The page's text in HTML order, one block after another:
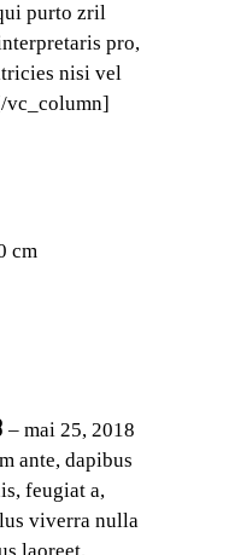
purto zril
pro,
nisi vel
vc_column]
cm
– mai 25, 2018
ante, dapibus
feugiat a,
viverra nulla